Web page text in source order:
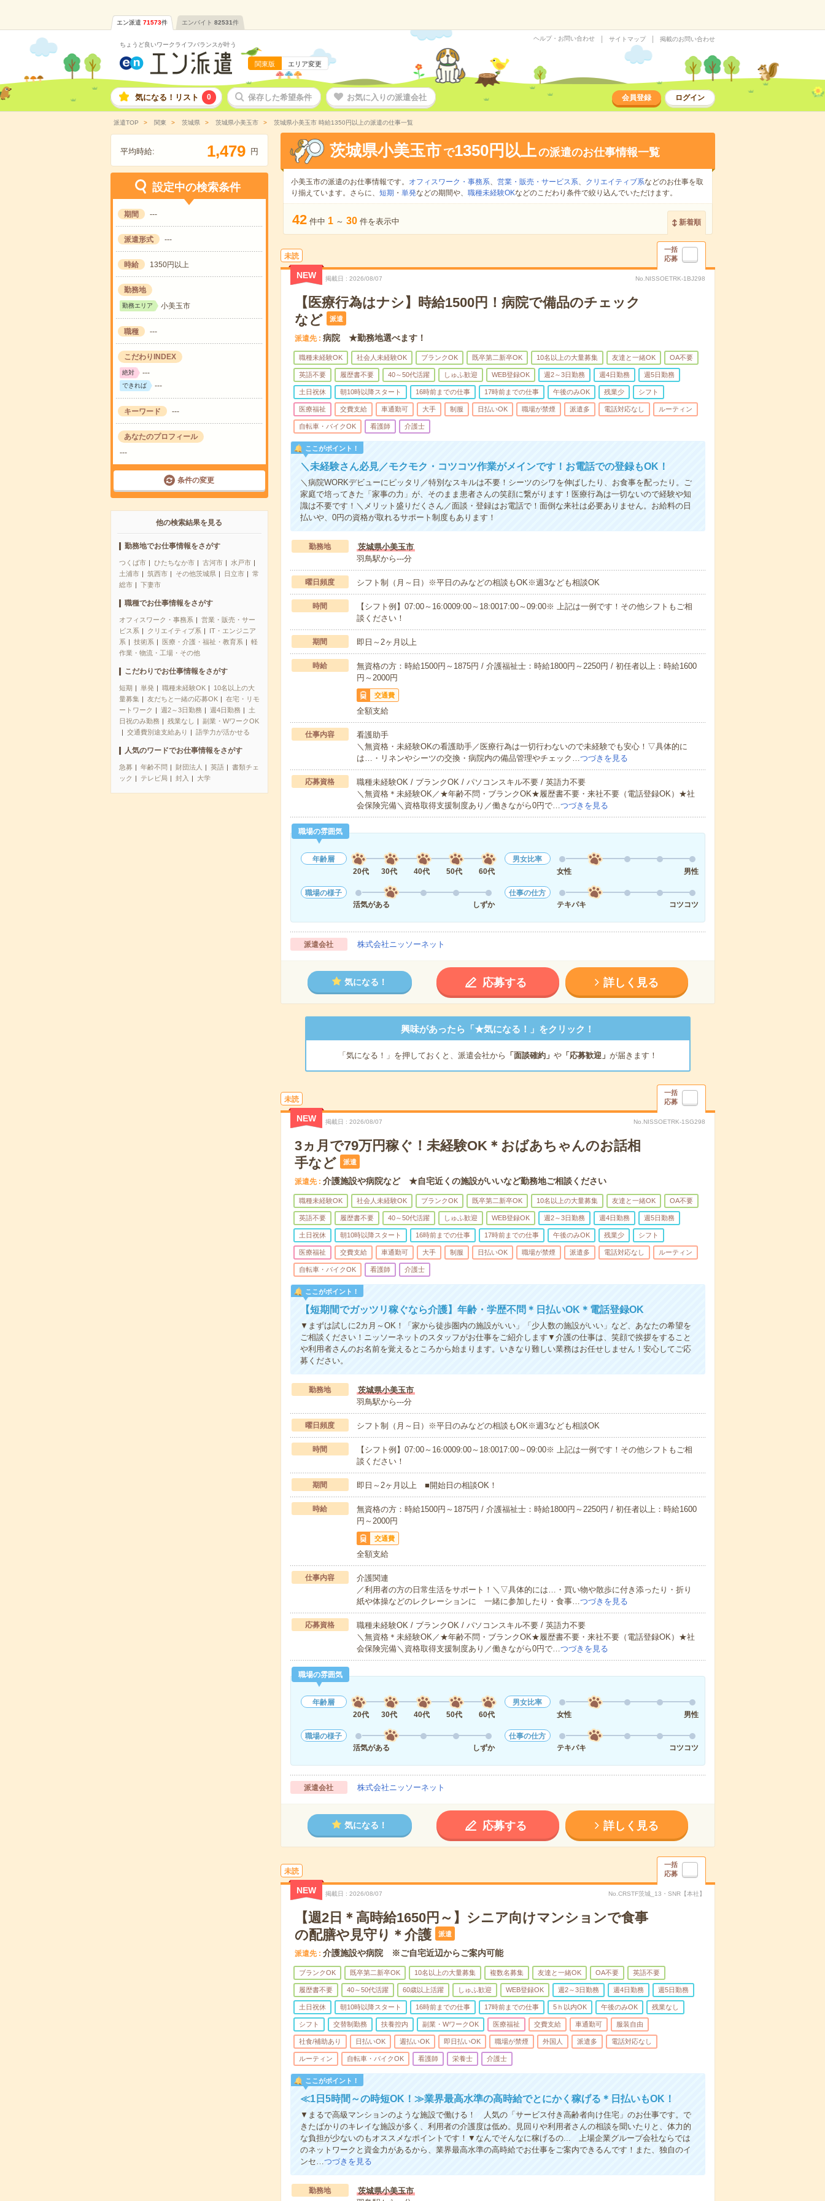
エン派遣 71573件 エンバイト 82531件
ちょうど良いワークライフバランスが叶う
関東版 エリア変更
ヘルプ・お問い合わせ サイトマップ 掲載のお問い合わせ
気になる！リスト 0 保存した希望条件 お気に入りの派遣会社 会員登録 ログイン
派遣TOP 関東 茨城県 茨城県小美玉市 茨城県小美玉市 時給1350円以上の派遣の仕事一覧
平均時給: 1,479 円
設定中の検索条件
期間 ---
派遣形式 ---
時給 1350円以上
勤務地
勤務エリア 小美玉市
職種 ---
こだわりINDEX
絶対 ---
できれば ---
キーワード ---
あなたのプロフィール
---
条件の変更
他の検索結果を見る
勤務地でお仕事情報をさがす
つくば市 ひたちなか市 古河市
水戸市
土浦市
筑西市 その他茨城県 日立市
常
総市
下妻市
職種でお仕事情報をさがす
オフィスワーク・事務系
営業・販売・サー
ビス系
クリエイティブ系
IT・エンジニア
系
技術系 医療・介護・福祉・教育系
軽
作業・物流・工場・その他
こだわりでお仕事情報をさがす
短期 単発 職種未経験OK
10名以上の大
量募集
友だちと一緒の応募OK
在宅・リモ
ートワーク
週2～3日勤務 週4日勤務
土
日祝のみ勤務
残業なし
副業・WワークOK
交通費別途支給あり
語学力が活かせる
人気のワードでお仕事情報をさがす
急募 年齢不問 財団法人 英語
書類チェ
ック
テレビ局 封入 大学
茨城県小美玉市 で1350円以上の派遣のお仕事情報一覧
小美玉市の派遣のお仕事情報です。 オフィスワーク・事務系、 営業・販売・サービス系、 クリエイティブ系などのお仕事を取
り揃えています。さらに、 短期 ・ 単発などの期間や、 職種未経験OKなどのこだわり条件で絞り込んでいただけます。
42 件中 1 ～ 30 件を表示中 新着順
未読
一括
応募
NEW 掲載日 2026/08/07 No.NISSOETRK-1BJ298
【医療行為はナシ】時給1500円！病院で備品のチェック
など
派遣
派遣先 病院 ★勤務地選べます！
職種未経験OK 社会人未経験OK ブランクOK 既卒第二新卒OK 10名以上の大量募集 友達と一緒OK OA不要
英語不要 履歴書不要 40～50代活躍 しゅふ歓迎 WEB登録OK 週2～3日勤務 週4日勤務 週5日勤務
土日祝休 朝10時以降スタート 16時前までの仕事 17時前までの仕事 午後のみOK 残業少 シフト
医療福祉 交費支給 車通勤可 大手 制服 日払いOK 職場が禁煙 派遣多 電話対応なし ルーティン
自転車・バイクOK 看護師 介護士
ここがポイント！
＼未経験さん必見／モクモク・コツコツ作業がメインです！お電話での登録もOK！
＼病院WORKデビューにピッタリ／特別なスキルは不要！シーツのシワを伸ばしたり、お食事を配ったり。ご
家庭で培ってきた「家事の力」が、そのまま患者さんの笑顔に繋がります！医療行為は一切ないので経験や知
識は不要です！＼メリット盛りだくさん／面談・登録はお電話で！面倒な来社は必要ありません。お給料の日
払いや、0円の資格が取れるサポート制度もあります！
勤務地
茨城県小美玉市
羽鳥駅から---分
曜日頻度 シフト制（月～日）※平日のみなどの相談もOK※週3なども相談OK
時間
【シフト例】07:00～16:0009:00～18:0017:00～09:00※ 上記は一例です！その他シフトもご相
談ください！
期間 即日～2ヶ月以上
時給
無資格の方：時給1500円～1875円 / 介護福祉士：時給1800円～2250円 / 初任者以上：時給1600
円～2000円
交通費
全額支給
仕事内容
看護助手
＼無資格・未経験OKの看護助手／医療行為は一切行わないので未経験でも安心！▽具体的に
は…・リネンやシーツの交換・病院内の備品管理やチェック…つづきを見る
応募資格
職種未経験OK / ブランクOK / パソコンスキル不要 / 英語力不要
＼無資格＊未経験OK／★年齢不問・ブランクOK★履歴書不要・来社不要（電話登録OK）★社
会保険完備＼資格取得支援制度あり／働きながら0円で…つづきを見る
職場の雰囲気
年齢層
20代
30代 40代 50代 60代
男女比率
女性
男性
職場の様子
活気がある
しずか
仕事の仕方
テキパキ
コツコツ
派遣会社 株式会社ニッソーネット
気になる！ 応募する 詳しく見る
興味があったら「★気になる！」をクリック！
「気になる！」を押しておくと、派遣会社から 「面談確約」 や「応募歓迎」 が届きます！
未読
一括
応募
NEW 掲載日 2026/08/07 No.NISSOETRK-1SG298
3ヵ月で79万円稼ぐ！未経験OK＊おばあちゃんのお話相
手など
派遣
派遣先 介護施設や病院など ★自宅近くの施設がいいなど勤務地ご相談ください
職種未経験OK 社会人未経験OK ブランクOK 既卒第二新卒OK 10名以上の大量募集 友達と一緒OK OA不要
英語不要 履歴書不要 40～50代活躍 しゅふ歓迎 WEB登録OK 週2～3日勤務 週4日勤務 週5日勤務
土日祝休 朝10時以降スタート 16時前までの仕事 17時前までの仕事 午後のみOK 残業少 シフト
医療福祉 交費支給 車通勤可 大手 制服 日払いOK 職場が禁煙 派遣多 電話対応なし ルーティン
自転車・バイクOK 看護師 介護士
ここがポイント！
【短期間でガッツリ稼ぐなら介護】年齢・学歴不問＊日払いOK＊電話登録OK
▼まずは試しに2カ月～OK！「家から徒歩圏内の施設がいい」「少人数の施設がいい」など、あなたの希望を
ご相談ください！ニッソーネットのスタッフがお仕事をご紹介します▼介護の仕事は、笑顔で挨拶をすること
や利用者さんのお名前を覚えるところから始まります。いきなり難しい業務はお任せしません！安心してご応
募ください。
勤務地
茨城県小美玉市
羽鳥駅から---分
曜日頻度 シフト制（月～日）※平日のみなどの相談もOK※週3なども相談OK
時間
【シフト例】07:00～16:0009:00～18:0017:00～09:00※ 上記は一例です！その他シフトもご相
談ください！
期間 即日～2ヶ月以上 ■開始日の相談OK！
時給
無資格の方：時給1500円～1875円 / 介護福祉士：時給1800円～2250円 / 初任者以上：時給1600
円～2000円
交通費
全額支給
仕事内容
介護関連
／利用者の方の日常生活をサポート！＼▽具体的には…・買い物や散歩に付き添ったり・折り
紙や体操などのレクレーションに 一緒に参加したり・食事…つづきを見る
応募資格
職種未経験OK / ブランクOK / パソコンスキル不要 / 英語力不要
＼無資格＊未経験OK／★年齢不問・ブランクOK★履歴書不要・来社不要（電話登録OK）★社
会保険完備＼資格取得支援制度あり／働きながら0円で…つづきを見る
職場の雰囲気
年齢層
20代
30代 40代 50代 60代
男女比率
女性
男性
職場の様子
活気がある
しずか
仕事の仕方
テキパキ
コツコツ
派遣会社 株式会社ニッソーネット
気になる！ 応募する 詳しく見る
未読
一括
応募
NEW 掲載日 2026/08/07 No.CRSTF茨城_13・SNR【本社】
【週2日＊高時給1650円～】シニア向けマンションで食事
の配膳や見守り＊介護
派遣
派遣先 介護施設や病院 ※ご自宅近辺からご案内可能
ブランクOK 既卒第二新卒OK 10名以上の大量募集 複数名募集 友達と一緒OK OA不要 英語不要
履歴書不要 40～50代活躍 60歳以上活躍 しゅふ歓迎 WEB登録OK 週2～3日勤務 週4日勤務 週5日勤務
土日祝休 朝10時以降スタート 16時前までの仕事 17時前までの仕事 5ｈ以内OK 午後のみOK 残業なし
シフト 交替制勤務 扶養控内 副業・WワークOK 医療福祉 交費支給 車通勤可 服装自由
社食/補助あり 日払いOK 週払いOK 即日払いOK 職場が禁煙 外国人 派遣多 電話対応なし
ルーティン 自転車・バイクOK 看護師 栄養士 介護士
ここがポイント！
≪1日5時間～の時短OK！≫業界最高水準の高時給でとにかく稼げる＊日払いもOK！
▼まるで高級マンションのような施設で働ける！ 人気の「サービス付き高齢者向け住宅」のお仕事です。で
きたばかりのキレイな施設が多く、利用者の介護度は低め。見回りや利用者さんの相談を聞いたりと、体力的
な負担が少ないのもオススメなポイントです！▼なんでそんなに稼げるの... 上場企業グループ会社ならでは
のネットワークと資金力があるから、業界最高水準の高時給でお仕事をご案内できるんです！また、独自のイ
ンセ…つづきを見る
勤務地
茨城県小美玉市